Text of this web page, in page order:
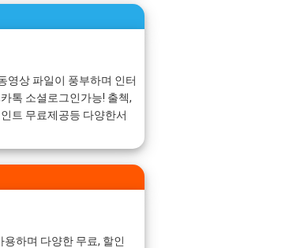
영상 파일이 풍부하며 인터
톡 소셜로그인가능! 출첵,
트 무료제공등 다양한서
하며 다양한 무료, 할인